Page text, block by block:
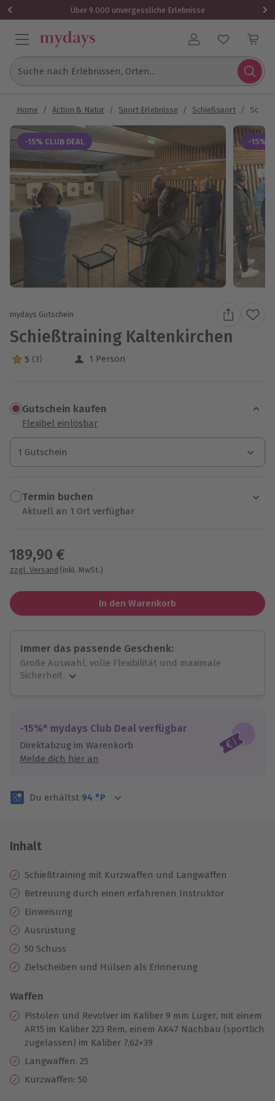
Über 9.000 unvergessliche Erlebnisse
Benutzerkonto
Suche nach Erlebnissen, Orten...
Home / Action & Natur / Sport Erlebnisse / Schießsport /
-15% CLUB DEAL -15%
mydays Gutschein
Schießtraining Kaltenkirchen
5 Sterne von 5 aus 3 Bewertungen
5 (3) 1 Person
Gutschein kaufen
Flexibel einlösbar
1 Gutschein
1 Gutschein
1 Gutschein
Termin buchen
Aktuell an 1 Ort verfügbar
189,90 €
zzgl. Versand (inkl. MwSt.)
In den Warenkorb
Immer das passende Geschenk:
Große Auswahl, volle Flexibilität und maximale
Sicherheit
Jeder Gutschein für alle Erlebnisse einlösbar.
Maximale Sicherheit
3 Jahre gültig & verlängerbar.
-15%* mydays Club Deal verfügbar
Direktabzug im Warenkorb
Melde dich hier an
Du erhältst 94 °P
Inhalt
Schießtraining mit Kurzwaffen und Langwaffen
​​Betreuung durch einen erfahrenen Instruktor
Einweisung
Ausrüstung
50 Schuss
Zielscheiben und Hülsen als Erinnerung
Waffen
Pistolen und Revolver im Kaliber 9 mm Luger, mit einem
AR15 im Kaliber 223 Rem, einem AK47 Nachbau (sportlich
zugelassen) im Kaliber 7,62×39
Langwaffen: 25
Kurzwaffen: 50